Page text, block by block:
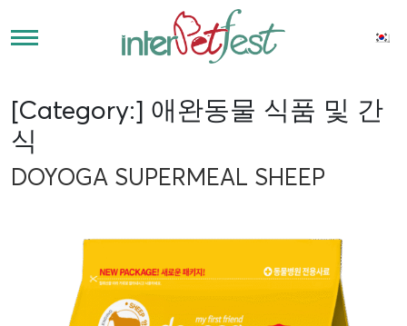
[Category:] 애완동물 식품 및 간
식
DOYOGA SUPERMEAL SHEEP